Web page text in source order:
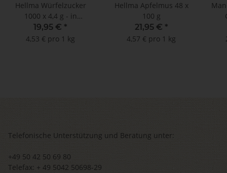
Hellma Würfelzucker
1000 x 4,4 g - in
nachhaltiger
Verpackung
19,95 € *
4,53 € pro 1 kg
Hellma Apfelmus 48 x
100 g
21,95 € *
4,57 € pro 1 kg
Telefonische Unterstützung und Beratung unter:
+49 50 42 50 69 80
Telefax: + 49 5042 50698-29